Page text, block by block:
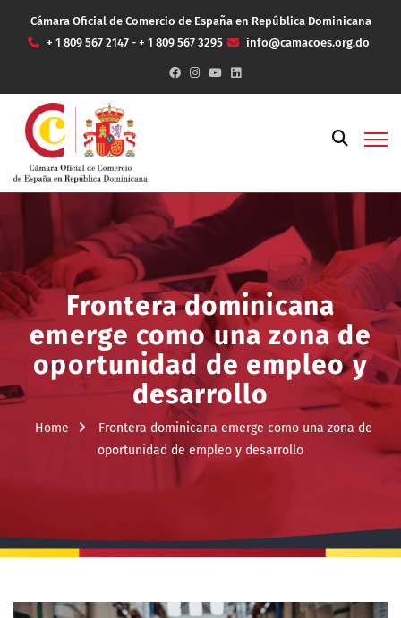
Cámara Oficial de Comercio de España en República Dominicana
+ 1 809 567 2147 - + 1 809 567 3295
info@camacoes.org.do
Frontera dominicana
emerge como una zona de
oportunidad de empleo y
desarrollo
Home
Frontera dominicana emerge como una zona de
oportunidad de empleo y desarrollo